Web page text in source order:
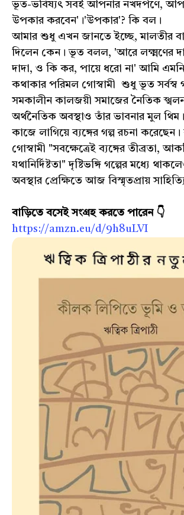
ভূত-ভবিষ্যৎ সবই আপনার নখদর্পণে,
উপকার করবেন'।'উপকার'? কি বল।
আমার শুধু এখন জানতে ইচ্ছে, মালতীর
দিলেন কেন। ভূত বলল, 'আরে লক্ষ্মণের
দাদা, ও কি কর, পায়ে ধরো না' আমি
কথাকার পরিমল গোস্বামী শুধু ভূত সর্বস্ব
সমকালীন কালজয়ী সমাজের নৈতিক
অর্থনৈতিক অবস্থাও তাঁর ভাবনার মুল
কাজে লাগিয়ে ব্যঙ্গের গল্প রচনা
গোস্বামী "সবক্ষেত্রেই ব্যঙ্গের তীব্রতা,
যথানির্দিষ্টতা" দৃষ্টিভঙ্গি গল্পের মধ্যে
অবস্থার প্রেক্ষিতে আজ বিস্মৃতপ্রায়
বাড়িতে বসেই সংগ্রহ করতে পারেন 👇
https://amzn.eu/d/9h8uLVI